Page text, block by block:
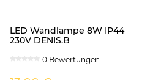
LED Wandlampe 8W IP44
230V DENIS.B
0 Bewertungen